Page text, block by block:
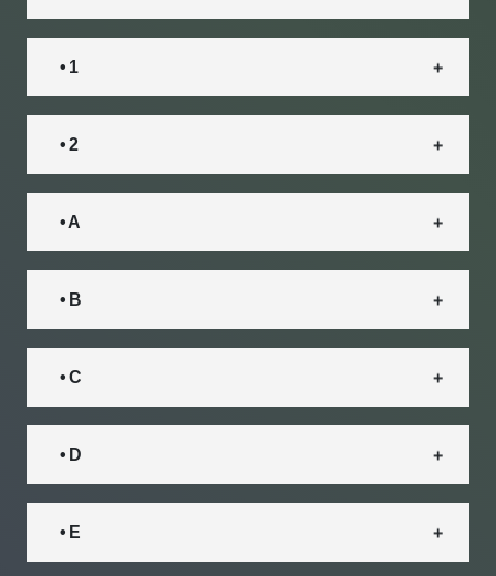
• 1
• 2
• A
• B
• C
• D
• E